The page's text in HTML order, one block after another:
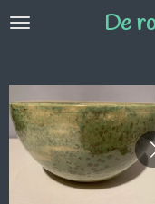
Ga
de
hoofdinhoud
De